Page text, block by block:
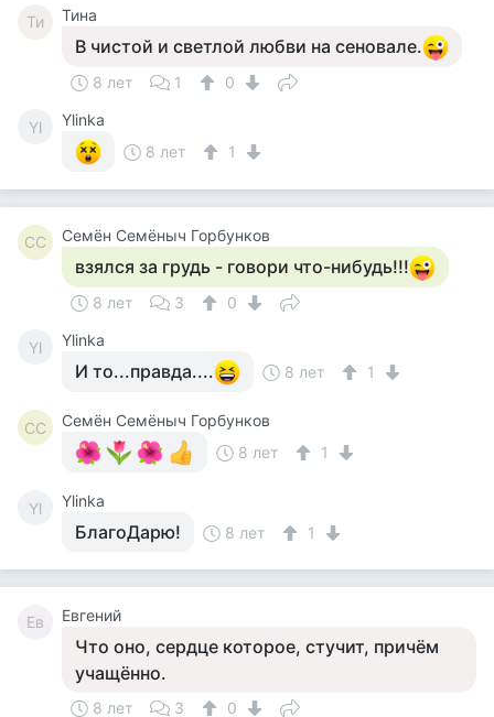
Ти Тина
В чистой и светлой любви на сеновале.
8 лет 1 0
Yl
Ylinka
8 лет
1
СС Семён Семёныч Горбунков
взялся за грудь - говори что-нибудь!!!
8 лет 3 0
Yl Ylinka
И то...правда.... 8 лет 1
СС
Семён Семёныч Горбунков
8 лет
1
Yl Ylinka
БлагоДарю! 8 лет 1
Ев Евгений
Что оно, сердце которое, стучит, причём
учащённо.
8 лет 3 0